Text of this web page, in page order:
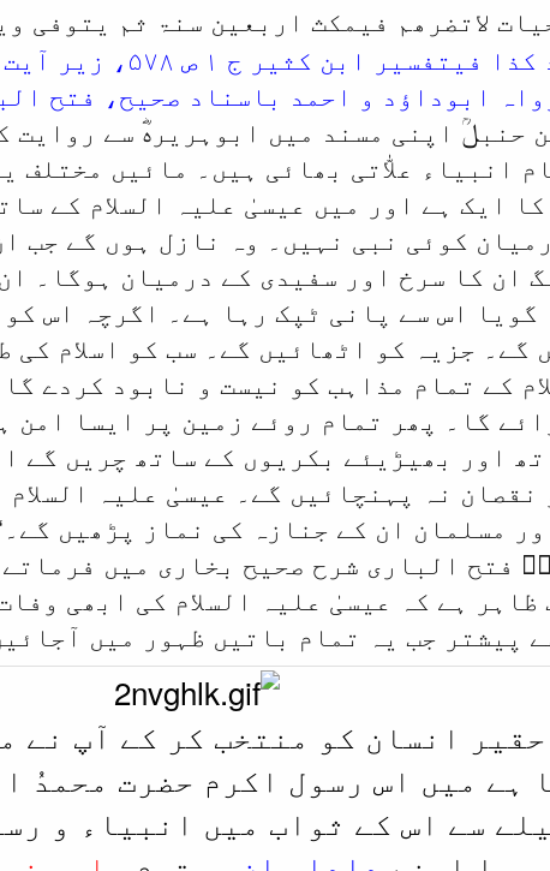
لاتضرھم فیمکث اربعین سنۃ ثم یتوفی
(و کذا رواہ ابوداؤد
ابوداؤد و احمد باسناد صحیح، فتح الباری
حنبلؒ اپنی مسند میں ابوہریرہؓ سے روایت
انبیاء علاّٰتی بھائی ہیں۔ مائیں مختلف
ایک ہے اور میں عیسیٰ علیہ السلام کے
کوئی نبی نہیں۔ وہ نازل ہوں گے جب
ان کا سرخ اور سفیدی کے درمیان ہوگا۔
اس سے پانی ٹپک رہا ہے۔ اگرچہ اس
گے۔ جزیہ کو اٹھائیں گے۔ سب کو اسلام
کے تمام مذاہب کو نیست و نابود کردے
گا۔ پھر تمام روئے زمین پر ایسا امن
اور بھیڑیئے بکریوں کے ساتھ چریں گے
نہ پہنچائیں گے۔ عیسیٰ علیہ
مسلمان ان کے جنازہ کی نماز پڑھیں
فتح الباری شرح صحیح بخاری میں
ظاہر ہے کہ عیسیٰ علیہ السلام کی ابھی
پیشتر جب یہ تمام باتیں ظہور میں
انسان کو منتخب کر کے آپ نے
ہے میں اس رسول اکرم حضرت محمدُ
سے اس کے ثواب میں انبیاء و